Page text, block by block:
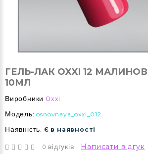
ГЕЛЬ-ЛАК OXXI 12
10МЛ
Виробники Oxxi
Модель: osnovnaya_oxxi_012
Наявність: Є в наявності
0 відгуків Написати відгук